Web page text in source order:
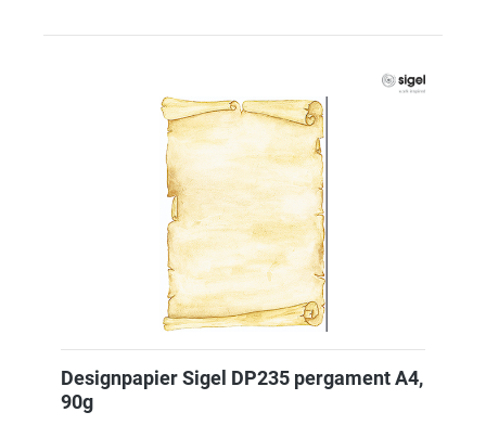
Designpapier Sigel DP235 pergament A4,
90g